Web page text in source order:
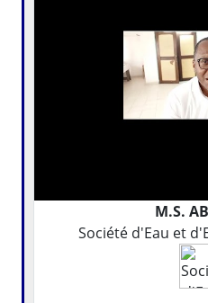
M.S.
Société d'Eau et